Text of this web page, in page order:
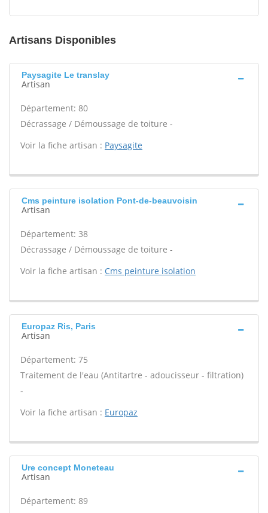
Artisans Disponibles
Paysagite Le translay
Artisan
Département: 80
Décrassage / Démoussage de toiture -
Voir la fiche artisan : Paysagite
Cms peinture isolation Pont-de-beauvoisin
Artisan
Département: 38
Décrassage / Démoussage de toiture -
Voir la fiche artisan : Cms peinture isolation
Europaz Ris, Paris
Artisan
Département: 75
Traitement de l'eau (Antitartre - adoucisseur - filtration)
-
Voir la fiche artisan : Europaz
Ure concept Moneteau
Artisan
Département: 89